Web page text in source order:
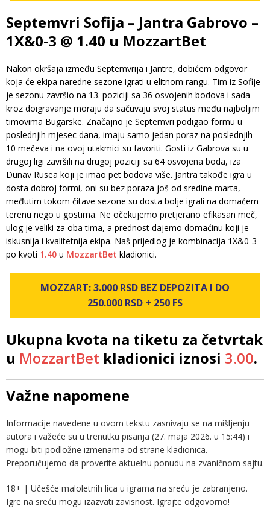
Septemvri Sofija – Jantra Gabrovo –
1X&0-3 @ 1.40 u MozzartBet
Nakon okršaja između Septemvrija i Jantre, dobićem odgovor
koja će ekipa naredne sezone igrati u elitnom rangu. Tim iz Sofije
je sezonu završio na 13. poziciji sa 36 osvojenih bodova i sada
kroz doigravanje moraju da sačuvaju svoj status među najboljim
timovima Bugarske. Značajno je Septemvri podigao formu u
poslednjih mjesec dana, imaju samo jedan poraz na poslednjih
10 mečeva i na ovoj utakmici su favoriti. Gosti iz Gabrova su u
drugoj ligi završili na drugoj poziciji sa 64 osvojena boda, iza
Dunav Rusea koji je imao pet bodova više. Jantra takođe igra u
dosta dobroj formi, oni su bez poraza još od sredine marta,
međutim tokom čitave sezone su dosta bolje igrali na domaćem
terenu nego u gostima. Ne očekujemo pretjerano efikasan meč,
ulog je veliki za oba tima, a prednost dajemo domaćinu koji je
iskusnija i kvalitetnija ekipa. Naš prijedlog je kombinacija 1X&0-3
po kvoti 1.40 u MozzartBet kladionici.
MOZZART: 3.000 RSD BEZ DEPOZITA I DO
250.000 RSD + 250 FS
Ukupna kvota na tiketu za četvrtak
u MozzartBet kladionici iznosi 3.00.
Važne napomene
Informacije navedene u ovom tekstu zasnivaju se na mišljenju
autora i važeće su u trenutku pisanja (27. maja 2026. u 15:44) i
mogu biti podložne izmenama od strane kladionica.
Preporučujemo da proverite aktuelnu ponudu na zvaničnom sajtu.
18+ | Učešće maloletnih lica u igrama na sreću je zabranjeno.
Igre na sreću mogu izazvati zavisnost. Igrajte odgovorno!